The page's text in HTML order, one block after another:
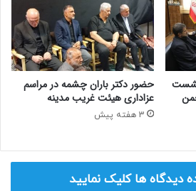
حضور دکتر باران چشمه در مراسم
عزاداری هیئت غریب مدینه
3 هفته پیش
دیدگاه ها کلیک نمایید